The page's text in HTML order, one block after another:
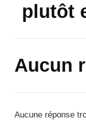
plutôt
Aucun
Aucune réponse